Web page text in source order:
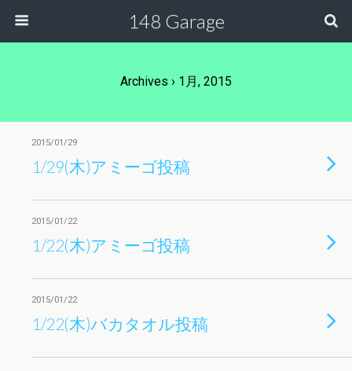
148 Garage
Archives › 1月, 2015
2015/01/29
1/29(木)アミーゴ投稿
2015/01/22
1/22(木)アミーゴ投稿
2015/01/22
1/22(木)バカタオル投稿